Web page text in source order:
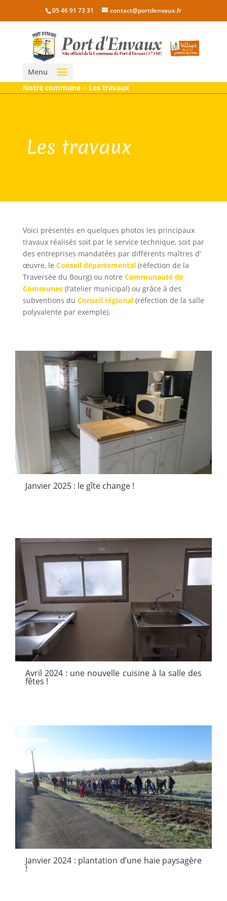
05 46 91 73 31 contact@portdenvaux.fr
Menu
Notre commune> Les travaux
Les travaux
Voici présentés en quelques photos les principaux
travaux réalisés soit par le service technique, soit par
des entreprises mandatées par différents maîtres d’
œuvre, le Conseil départemental(réfection de la
Traversée du Bourg) ou notre Communauté de
Communes(l’atelier municipal) ou grâce à des
subventions du Conseil régional(réfection de la salle
polyvalente par exemple).
Janvier 2025 : le gîte change !
Avril 2024 : une nouvelle cuisine à la salle des
fêtes !
Janvier 2024 : plantation d’une haie paysagère
!